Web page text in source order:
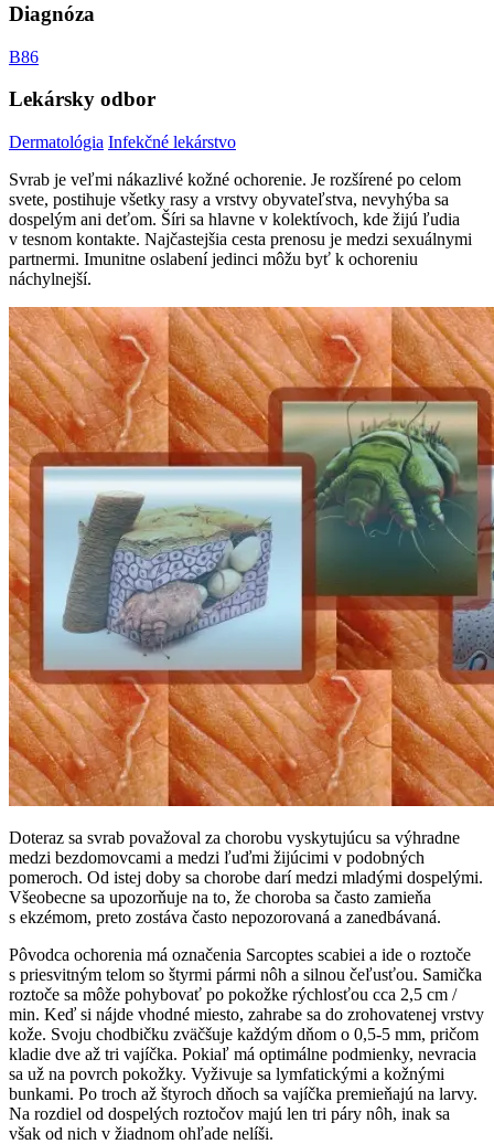
Diagnóza
B86
Lekársky odbor
Dermatológia Infekčné lekárstvo
Svrab je veľmi nákazlivé kožné ochorenie. Je rozšírené po celom
svete, postihuje všetky rasy a vrstvy obyvateľstva, nevyhýba sa
dospelým ani deťom. Šíri sa hlavne v kolektívoch, kde žijú ľudia
v tesnom kontakte. Najčastejšia cesta prenosu je medzi sexuálnymi
partnermi. Imunitne oslabení jedinci môžu byť k ochoreniu
náchylnejší.
Doteraz sa svrab považoval za chorobu vyskytujúcu sa výhradne
medzi bezdomovcami a medzi ľuďmi žijúcimi v podobných
pomeroch. Od istej doby sa chorobe darí medzi mladými dospelými.
Všeobecne sa upozorňuje na to, že choroba sa často zamieňa
s ekzémom, preto zostáva často nepozorovaná a zanedbávaná.
Pôvodca ochorenia má označenia Sarcoptes scabiei a ide o roztoče
s priesvitným telom so štyrmi pármi nôh a silnou čeľusťou. Samička
roztoče sa môže pohybovať po pokožke rýchlosťou cca 2,5 cm /
min. Keď si nájde vhodné miesto, zahrabe sa do zrohovatenej vrstvy
kože. Svoju chodbičku zväčšuje každým dňom o 0,5-5 mm, pričom
kladie dve až tri vajíčka. Pokiaľ má optimálne podmienky, nevracia
sa už na povrch pokožky. Vyživuje sa lymfatickými a kožnými
bunkami. Po troch až štyroch dňoch sa vajíčka premieňajú na larvy.
Na rozdiel od dospelých roztočov majú len tri páry nôh, inak sa
však od nich v žiadnom ohľade nelíši.